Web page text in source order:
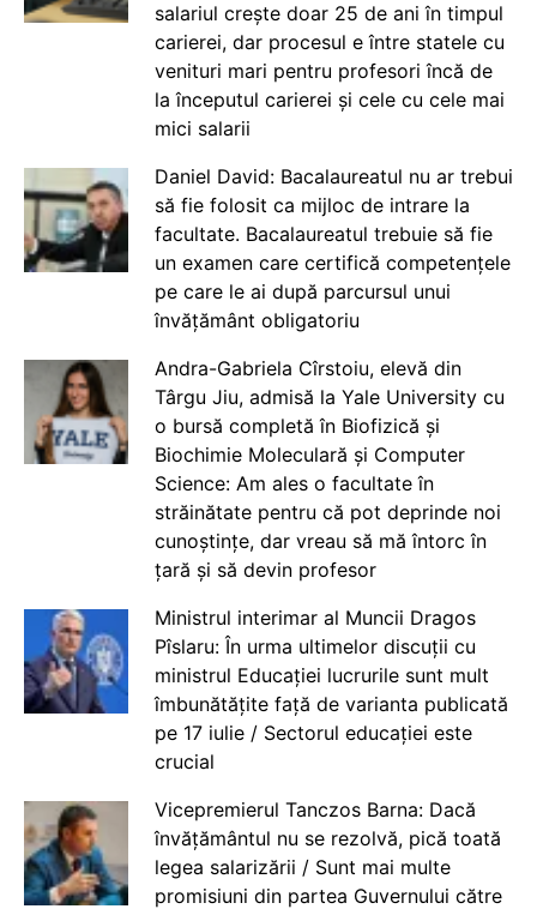
salariul crește doar 25 de ani în timpul
carierei, dar procesul e între statele cu
venituri mari pentru profesori încă de
la începutul carierei și cele cu cele mai
mici salarii
Daniel David: Bacalaureatul nu ar trebui
să fie folosit ca mijloc de intrare la
facultate. Bacalaureatul trebuie să fie
un examen care certifică competențele
pe care le ai după parcursul unui
învățământ obligatoriu
Andra-Gabriela Cîrstoiu, elevă din
Târgu Jiu, admisă la Yale University cu
o bursă completă în Biofizică și
Biochimie Moleculară și Computer
Science: Am ales o facultate în
străinătate pentru că pot deprinde noi
cunoștințe, dar vreau să mă întorc în
țară și să devin profesor
Ministrul interimar al Muncii Dragos
Pîslaru: În urma ultimelor discuții cu
ministrul Educației lucrurile sunt mult
îmbunătățite față de varianta publicată
pe 17 iulie / Sectorul educației este
crucial
Vicepremierul Tanczos Barna: Dacă
învățământul nu se rezolvă, pică toată
legea salarizării / Sunt mai multe
promisiuni din partea Guvernului către